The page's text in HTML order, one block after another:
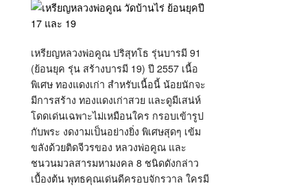
เหรียญหลวงพ่อคูณ ปริสุทโธ รุ่นบารมี 91
(ย้อนยุค รุ่น สร้างบารมี 19) ปี 2557 เนื้อ
พิเศษ ทองแดงเก่า สำหรับเนื้อนี้ น้อยนักจะ
มีการสร้าง ทองแดงเก่าสวย และดูมีเสน่ห์
โดดเด่นเฉพาะไม่เหมือนใคร กรอบเข้ารูป
กับพระ งดงามเป็นอย่างยิ่ง พิเศษสุดๆ เข้ม
ขลังด้วยติดจีวรของ หลวงพ่อคูณ และ
ชนวนมวลสารมหามงคล 8 ชนิดดังกล่าว
เบื้องต้น พุทธคุณเด่นดีครอบจักรวาล ใครมี